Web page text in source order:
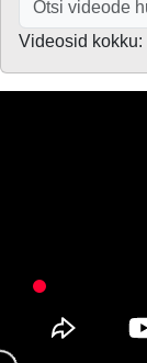
Videosid kokku: